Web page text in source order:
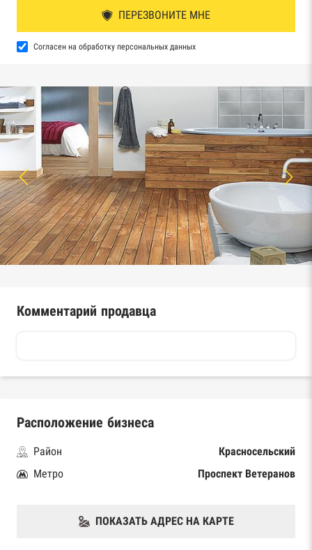
ПЕРЕЗВОНИТЕ МНЕ
Согласен на обработку персональных данных
Комментарий продавца
Расположение бизнеса
Район
Красносельский
Метро
Проспект Ветеранов
ПОКАЗАТЬ АДРЕС НА КАРТЕ